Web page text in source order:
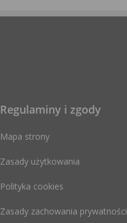
Regulaminy i zgody
Mapa strony
Zasady użytkowania
Polityka cookies
Zasady zachowania prywatności